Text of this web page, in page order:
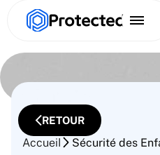
Accueil Sécurité des
RETOUR